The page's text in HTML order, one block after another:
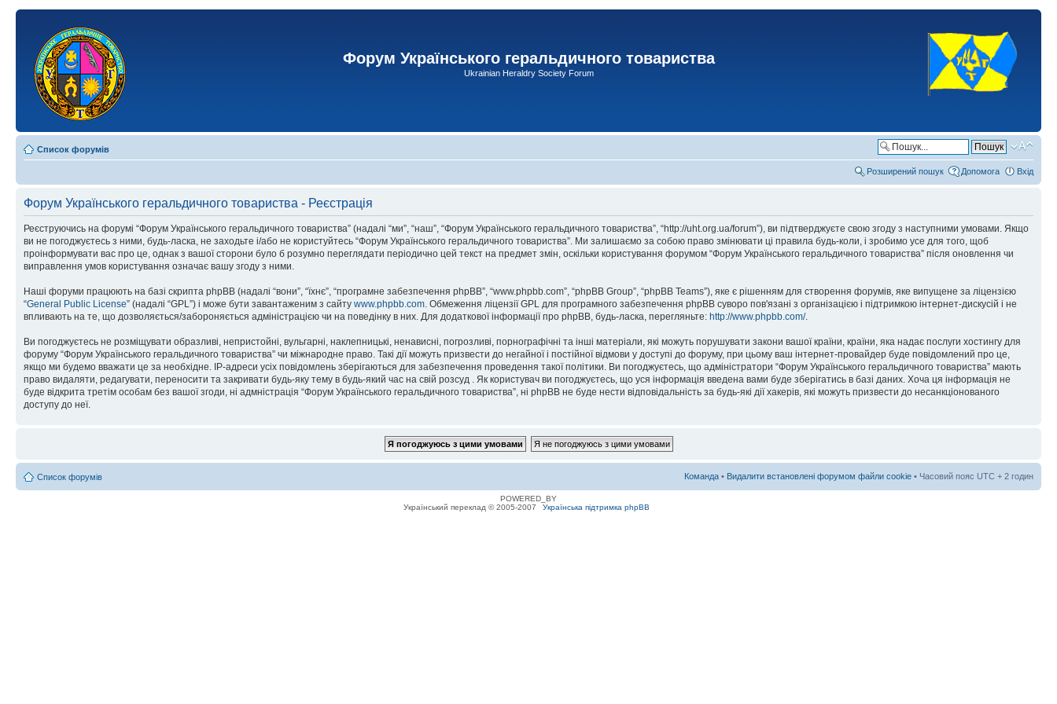
Форум Українського геральдичного товариства
Ukrainian Heraldry Society Forum
Список форумів
Розширений пошук Допомога Вхід
Форум Українського геральдичного товариства - Реєстрація
Реєструючись на форумі “Форум Українського геральдичного товариства” (надалі “ми”, “наш”, “Форум Українського геральдичного товариства”, “http://uht.org.ua/forum”), ви підтверджуєте свою згоду з наступними умовами. Якщо
ви не погоджуєтесь з ними, будь-ласка, не заходьте і/або не користуйтесь “Форум Українського геральдичного товариства”. Ми залишаємо за собою право змінювати ці правила будь-коли, і зробимо усе для того, щоб
проінформувати вас про це, однак з вашої сторони було б розумно переглядати періодично цей текст на предмет змін, оскільки користування форумом “Форум Українського геральдичного товариства” після оновлення чи
виправлення умов користування означає вашу згоду з ними.
Наші форуми працюють на базі скрипта phpBB (надалі “вони”, “їхнє”, “програмне забезпечення phpBB”, “www.phpbb.com”, “phpBB Group”, “phpBB Teams”), яке є рішенням для створення форумів, яке випущене за ліцензією
“General Public License” (надалі “GPL”) і може бути завантаженим з сайту www.phpbb.com. Обмеження ліцензії GPL для програмного забезпечення phpBB суворо пов'язані з організацією і підтримкою інтернет-дискусій і не
впливають на те, що дозволяється/забороняється адміністрацією чи на поведінку в них. Для додаткової інформації про phpBB, будь-ласка, перегляньте: http://www.phpbb.com/.
Ви погоджуєтесь не розміщувати образливі, непристойні, вульгарні, наклепницькі, ненависні, погрозливі, порнографічні та інші матеріали, які можуть порушувати закони вашої країни, країни, яка надає послуги хостингу для
форуму “Форум Українського геральдичного товариства” чи міжнародне право. Такі дії можуть призвести до негайної і постійної відмови у доступі до форуму, при цьому ваш інтернет-провайдер буде повідомлений про це,
якщо ми будемо вважати це за необхідне. IP-адреси усіх повідомлень зберігаються для забезпечення проведення такої політики. Ви погоджуєтесь, що адміністратори “Форум Українського геральдичного товариства” мають
право видаляти, редагувати, переносити та закривати будь-яку тему в будь-який час на свій розсуд . Як користувач ви погоджуєтесь, що уся інформація введена вами буде зберігатись в базі даних. Хоча ця інформація не
буде відкрита третім особам без вашої згоди, ні адмністрація “Форум Українського геральдичного товариства”, ні phpBB не буде нести відповідальність за будь-які дії хакерів, які можуть призвести до несанкціонованого
доступу до неї.
Список форумів Команда • Видалити встановлені форумом файли cookie • Часовий пояс UTC + 2 годин
POWERED_BY
Український переклад © 2005-2007
Українська підтримка phpBB